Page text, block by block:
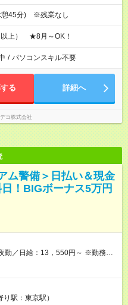
憩45分) ※残業なし
以上） ★8月～OK！
/ パソコンスキル不要
る 詳細へ
コ株式会社
ム警備＞日払い＆現金
！BIGボーナス5万円
日給：13，550円～ ※勤務数
：10，400円 夜勤／日給：12，
種資格手当あり ■残業手当あり ■
！ ・－・－・ ≪ 法定
駅：東京駅）